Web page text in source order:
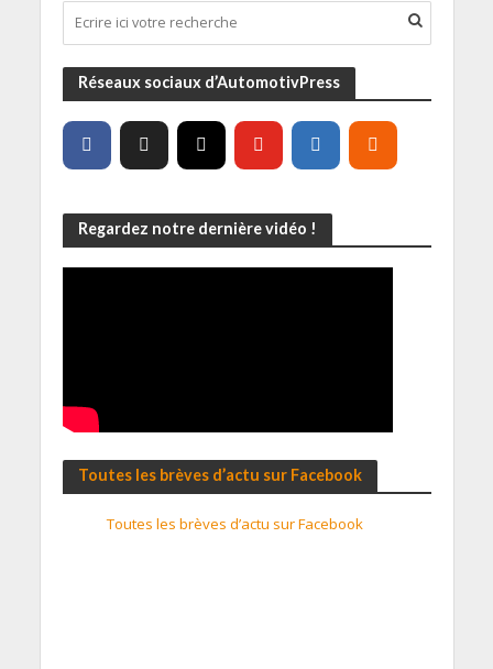
Réseaux sociaux d’AutomotivPress
Regardez notre dernière vidéo !
Toutes les brèves d’actu sur Facebook
Toutes les brèves d’actu sur Facebook